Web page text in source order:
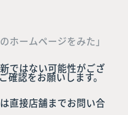
ホームページをみた」
ではない可能性がござ
確認をお願いします。
直接店舗までお問い合